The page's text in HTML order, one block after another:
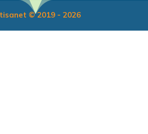
© 2019 - 2026